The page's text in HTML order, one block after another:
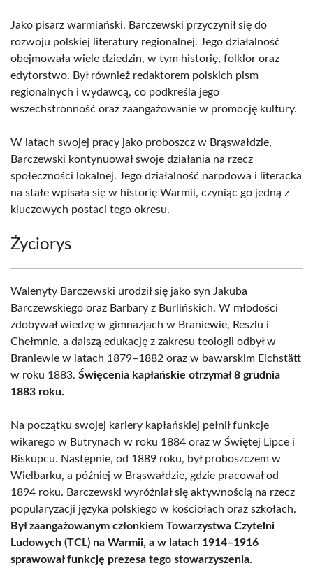
Jako pisarz warmiański, Barczewski przyczynił się do
rozwoju polskiej literatury regionalnej. Jego działalność
obejmowała wiele dziedzin, w tym historię, folklor oraz
edytorstwo. Był również redaktorem polskich pism
regionalnych i wydawcą, co podkreśla jego
wszechstronność oraz zaangażowanie w promocję kultury.
W latach swojej pracy jako proboszcz w Brąswałdzie,
Barczewski kontynuował swoje działania na rzecz
społeczności lokalnej. Jego działalność narodowa i literacka
na stałe wpisała się w historię Warmii, czyniąc go jedną z
kluczowych postaci tego okresu.
Życiorys
Walenyty Barczewski urodził się jako syn Jakuba
Barczewskiego oraz Barbary z Burlińskich. W młodości
zdobywał wiedzę w gimnazjach w Braniewie, Reszlu i
Chełmnie, a dalszą edukację z zakresu teologii odbył w
Braniewie w latach 1879–1882 oraz w bawarskim Eichstätt
w roku 1883. Święcenia kapłańskie otrzymał 8 grudnia
1883 roku.
Na początku swojej kariery kapłańskiej pełnił funkcje
wikarego w Butrynach w roku 1884 oraz w Świętej Lipce i
Biskupcu. Następnie, od 1889 roku, był proboszczem w
Wielbarku, a później w Brąswałdzie, gdzie pracował od
1894 roku. Barczewski wyróżniał się aktywnością na rzecz
popularyzacji języka polskiego w kościołach oraz szkołach.
Był zaangażowanym członkiem Towarzystwa Czytelni
Ludowych (TCL) na Warmii, a w latach 1914–1916
sprawował funkcję prezesa tego stowarzyszenia.